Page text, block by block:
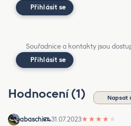
Přihlásit se
Souřadnice a kontakty jsou
Přihlásit se
Hodnocení (1) Napsat
abaschi 31.07.2023★ ★ ★ ★ ★